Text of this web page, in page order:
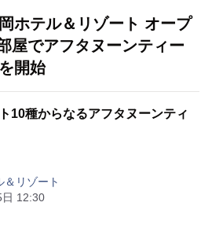
ホテル＆リゾート オープ
でアフタヌーンティー
開始
10種からなるアフタヌーンティ
＆リゾート
12:30